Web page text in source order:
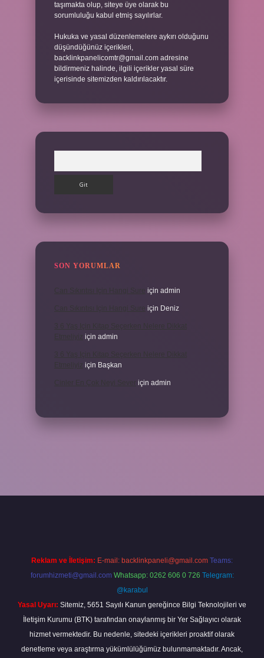
taşımakta olup, siteye üye olarak bu
sorumluluğu kabul etmiş sayılırlar.
Hukuka ve yasal düzenlemelere aykırı olduğunu
düşündüğünüz içerikleri,
backlinkpanelicomtr@gmail.com adresine
bildirmeniz halinde, ilgili içerikler yasal süre
içerisinde sitemizden kaldırılacaktır.
SON YORUMLAR
için admin
için Deniz
için admin
için Başkan
için admin
Reklam ve İletişim: E-mail: backlinkpaneli@gmail.com Teams:
forumhizmeti@gmail.com Whatsapp: 0262 606 0 726 Telegram:
@karabul
Yasal Uyarı: Sitemiz, 5651 Sayılı Kanun gereğince Bilgi Teknolojileri ve
İletişim Kurumu (BTK) tarafından onaylanmış bir Yer Sağlayıcı olarak
hizmet vermektedir. Bu nedenle, sitedeki içerikleri proaktif olarak
denetleme veya araştırma yükümlülüğümüz bulunmamaktadır. Ancak,